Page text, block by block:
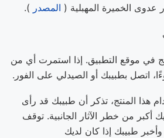
عدوى الخميرة المهبلية ( المصدر ).
في موقع التطبيق. إذا استمرت أي من
اتصل بطبيبك أو الصيدلي على الفور.
هذا المنتج، تذكر أن طبيبك قد رأى
أكبر من خطر الآثار الجانبية. توقف
طبيبك إذا كان لديك